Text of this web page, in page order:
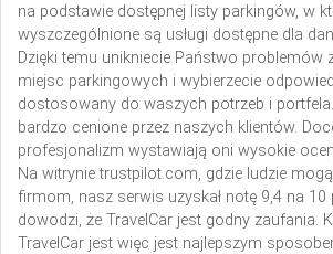
na podstawie dostępnej listy parkingów, w
wyszczególnione są usługi dostępne dla
Dzięki temu unikniecie Państwo problemów
miejsc parkingowych i wybierzecie
dostosowany do waszych potrzeb i portfela.
bardzo cenione przez naszych klientów.
profesjonalizm wystawiają oni wysokie
Na witrynie trustpilot.com, gdzie ludzie
firmom, nasz serwis uzyskał notę 9,4 na 10
dowodzi, że TravelCar jest godny zaufania.
TravelCar jest więc jest najlepszym